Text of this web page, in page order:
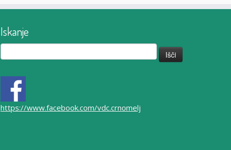
Iskanje
Išči:
https://www.facebook.com/vdc.crnomelj